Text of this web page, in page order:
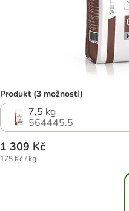
Produkt (3 možností)
7,5 kg
564445.5
1 309 Kč
175 Kč / kg